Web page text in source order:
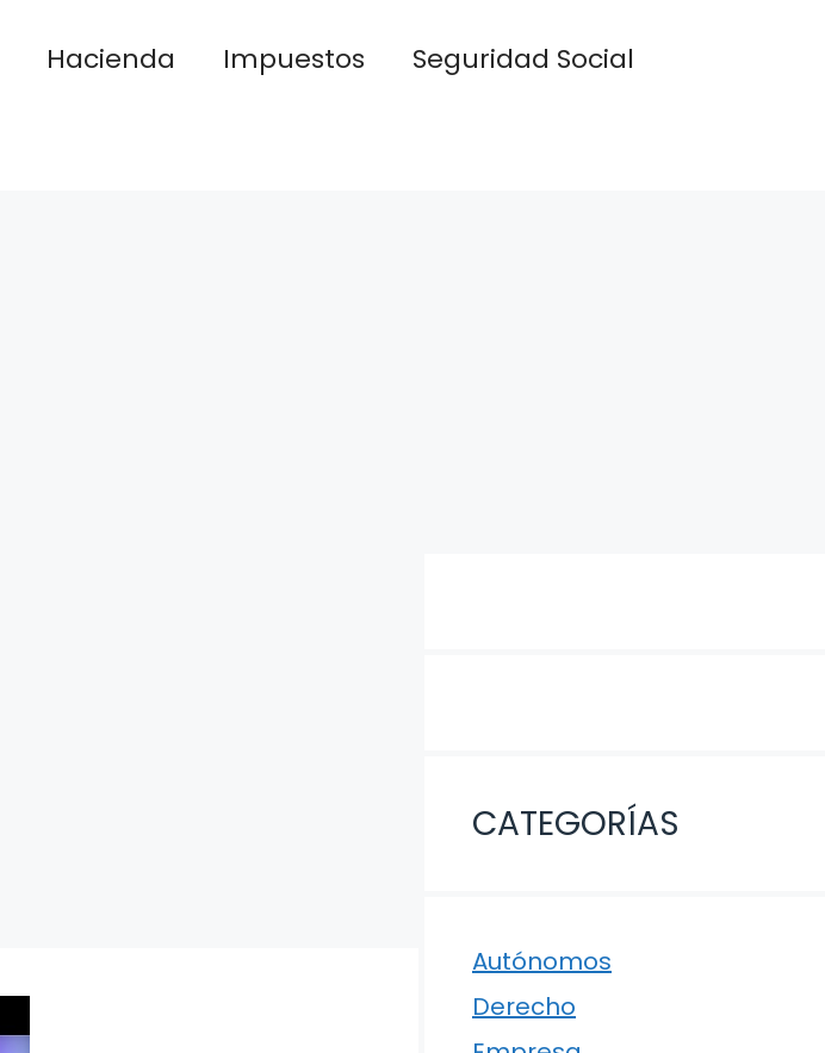
Hacienda Impuestos
Seguridad Social
CATEGORÍAS
Autónomos
Derecho